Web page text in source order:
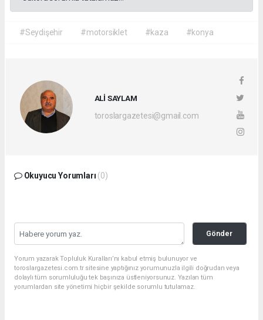
#Seydişehir #motorsiklet #kaza #konya
ALİ SAYLAM
toroslargazetesi@gmail.com
Okuyucu Yorumları (0)
Gönder
Yorum yazarak Topluluk Kuralları’nı kabul etmiş bulunuyor ve
toroslargazetesi.com.tr sitesine yaptığınız yorumunuzla ilgili doğrudan veya
dolaylı tüm sorumluluğu tek başınıza üstleniyorsunuz. Yazılan tüm
yorumlardan site yönetimi hiçbir şekilde sorumlu tutulamaz.